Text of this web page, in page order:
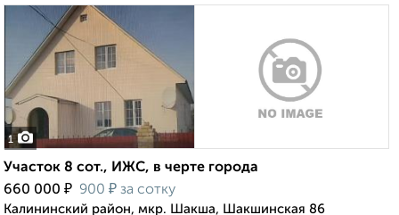
1
Участок 8 сот., ИЖС, в черте города
660 000 ₽ 900 ₽ за сотку
Калининский район, мкр. Шакша, Шакшинская 86